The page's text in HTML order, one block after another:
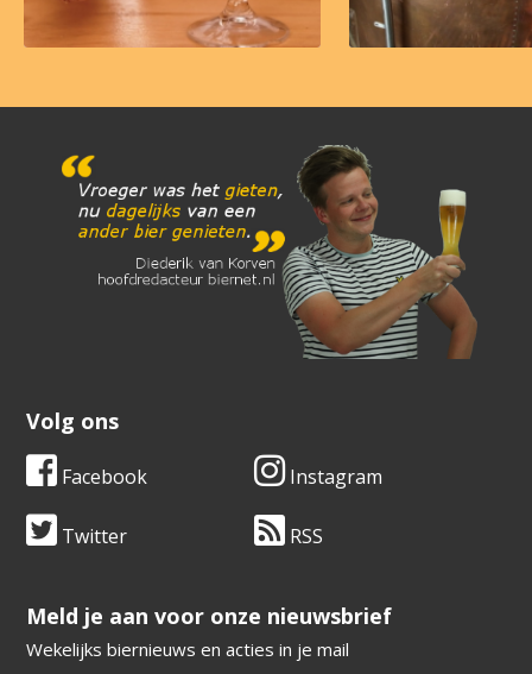
Volg ons
Facebook Instagram
Twitter RSS
​​​​​​​Meld je aan voor onze nieuwsbrief
Wekelijks biernieuws en acties in je mail